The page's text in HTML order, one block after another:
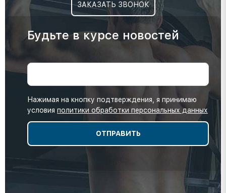
ЗАКАЗАТЬ ЗВОНОК
Будьте в курсе новостей
Нажимая на кнопку подтверждения, я принимаю
условия политики обработки персональных данных